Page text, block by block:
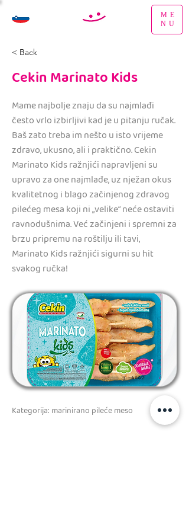
ME
NU
< Back
Cekin Marinato Kids
Mame najbolje znaju da su najmlađi
često vrlo izbirljivi kad je u pitanju ručak.
Baš zato treba im nešto u isto vrijeme
zdravo, ukusno, ali i praktično. Cekin
Marinato Kids ražnjići napravljeni su
upravo za one najmlađe, uz nježan okus
kvalitetnog i blago začinjenog zdravog
pilećeg mesa koji ni „velike“ neće ostaviti
ravnodušnima. Već začinjeni i spremni za
brzu pripremu na roštilju ili tavi,
Marinato Kids ražnjići sigurni su hit
svakog ručka!
Kategorija: marinirano pileće meso